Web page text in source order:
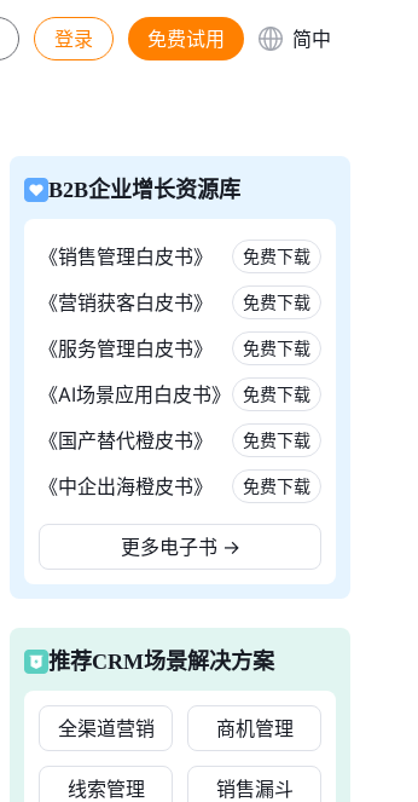
登录 免费试用 简中
B2B企业增长资源库
《销售管理白皮书》 免费下载
《营销获客白皮书》 免费下载
《服务管理白皮书》 免费下载
《AI场景应用白皮书》 免费下载
《国产替代橙皮书》 免费下载
《中企出海橙皮书》 免费下载
更多电子书 →
推荐CRM场景解决方案
全渠道营销 商机管理
线索管理 销售漏斗